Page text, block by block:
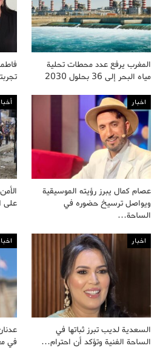
المغرب يرفع عدد محطات تحلية
مياه البحر إلى 36 بحلول 2030
اخبار
عصام كمال يبرز رؤيته الموسيقية
ويواصل ترسيخ حضوره في
الساحة…
على
اخبار
السعدية لديب تبرز ثباتها في
الساحة الفنية وتؤكد أن احترام…
في